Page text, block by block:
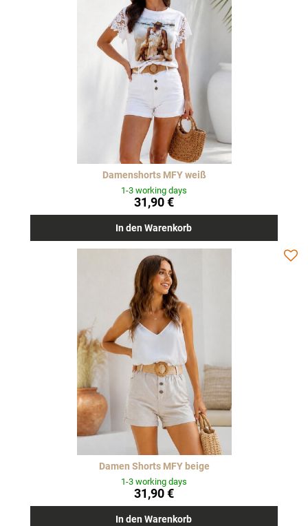
Damenshorts MFY weiß
1-3 working days
31,90 €
In den Warenkorb
Damen Shorts MFY beige
1-3 working days
31,90 €
In den Warenkorb